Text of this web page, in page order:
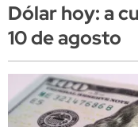
Dólar hoy: a
10 de agosto